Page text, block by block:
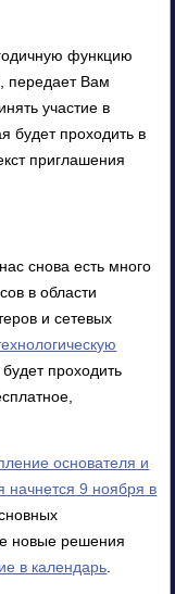
функцию
передает Вам
участие в
будет проходить в
приглашения
снова есть много
в области
и сетевых
проходить
основателя и
начнется 9 ноября в
новые решения
в календарь